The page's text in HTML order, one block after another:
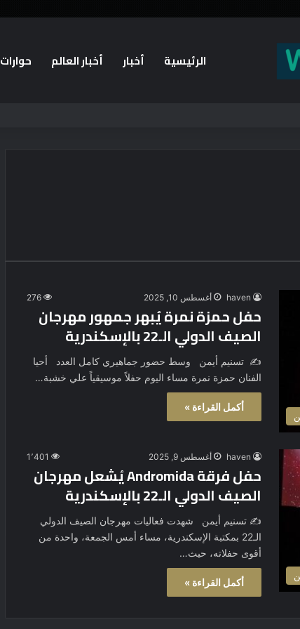
الرئيسية أخبار أخبار العالم حوارات
haven أغسطس 10, 2025 276
حفل حمزة نمرة يُبهر جمهور مهرجان
الصيف الدولي الـ22 بالإسكندرية
✍️ تسنيم أيمن وسط حضور جماهيري كامل العدد أحيا
الفنان حمزة نمرة مساء اليوم حفلاً موسيقياً علي خشبة…
أكمل القراءة »
haven أغسطس 9, 2025 1٬401
حفل فرقة Andromida يُشعل مهرجان
الصيف الدولي الـ22 بالإسكندرية
✍️ تسنيم أيمن شهدت فعاليات مهرجان الصيف الدولي
الـ22 بمكتبة الإسكندرية، مساء أمس الجمعة، واحدة من
أقوى حفلاته، حيث…
أكمل القراءة »